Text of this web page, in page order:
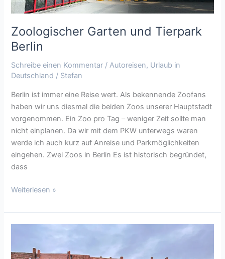
Zoologischer Garten und Tierpark
Berlin
Schreibe einen Kommentar /Autoreisen, Urlaub in
Deutschland / Stefan
Berlin ist immer eine Reise wert. Als bekennende Zoofans
haben wir uns diesmal die beiden Zoos unserer Hauptstadt
vorgenommen. Ein Zoo pro Tag – weniger Zeit sollte man
nicht einplanen. Da wir mit dem PKW unterwegs waren
werde ich auch kurz auf Anreise und Parkmöglichkeiten
eingehen. Zwei Zoos in Berlin Es ist historisch begründet,
dass
Weiterlesen »
Schottennester